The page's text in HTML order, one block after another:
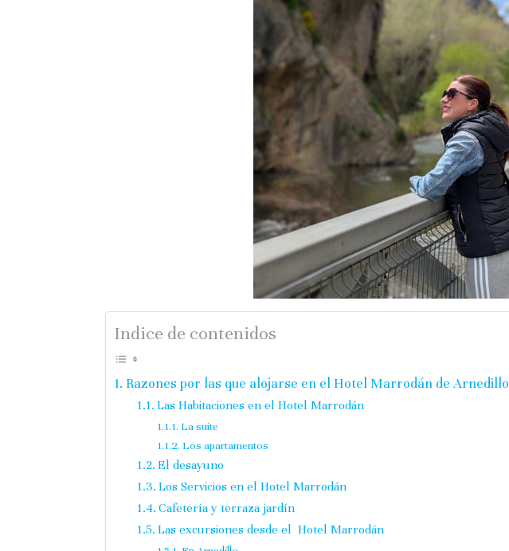
Indice de contenidos
Razones por las que alojarse en el Hotel Marrodán de Arnedillo
Las Habitaciones en el Hotel Marrodán
La suite
Los apartamentos
El desayuno
Los Servicios en el Hotel Marrodán
Cafetería y terraza jardín
Las excursiones desde el Hotel Marrodán